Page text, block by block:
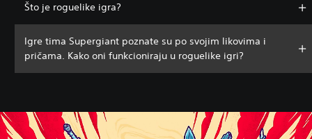
Što je roguelike igra?
Igre tima Supergiant poznate su po svojim likovima i
pričama. Kako oni funkcioniraju u roguelike igri?